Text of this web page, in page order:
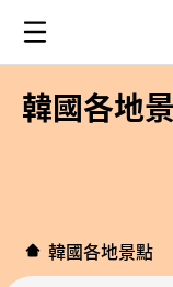
韓國各地
韓國各地景點